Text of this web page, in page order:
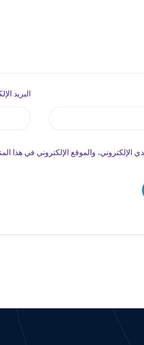
البريد
الإلكتروني، والموقع الإلكتروني في هذا